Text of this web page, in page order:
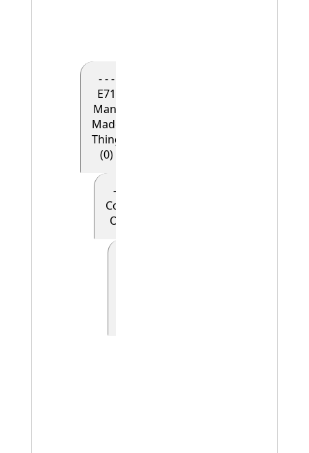
- - -
E71
Man-
Made
Thing
(0)
- - - - E28
Conceptual
Object (0)